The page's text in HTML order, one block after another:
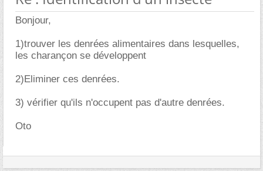
Bonjour,
1)trouver les denrées alimentaires dans lesquelles,
les charançon se développent
2)Eliminer ces denrées.
3) vérifier qu'ils n'occupent pas d'autre denrées.
Oto